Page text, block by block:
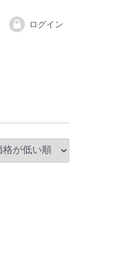
ログイン